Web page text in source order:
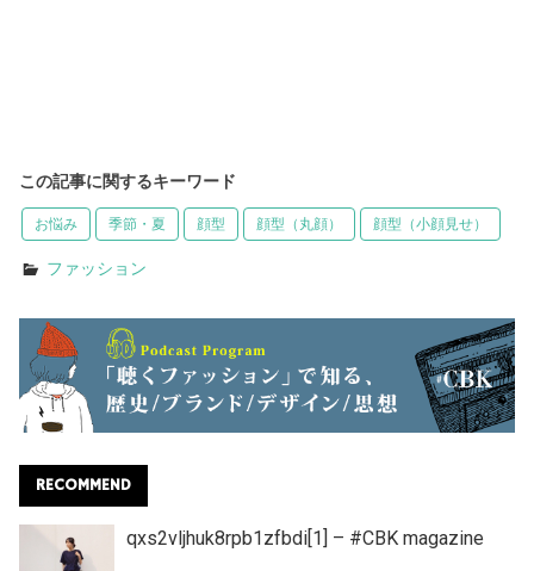
この記事に関するキーワード
お悩み 季節・夏 顔型 顔型（丸顔） 顔型（小顔見せ）
ファッション
RECOMMEND
qxs2vljhuk8rpb1zfbdi[1] – #CBK magazine